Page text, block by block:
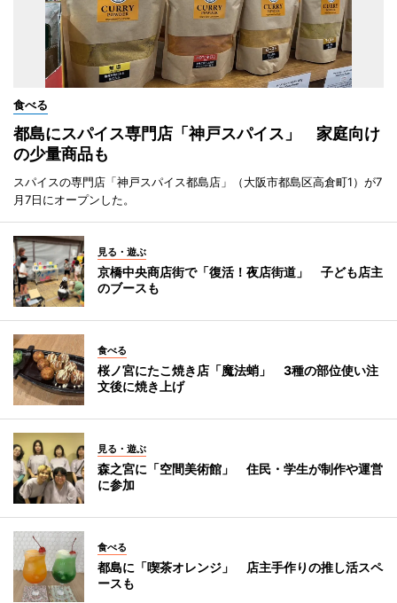
食べる
都島にスパイス専門店「神戸スパイス」 家庭向け
の少量商品も
スパイスの専門店「神戸スパイス都島店」（大阪市都島区高倉町1）が7
月7日にオープンした。
見る・遊ぶ
京橋中央商店街で「復活！夜店街道」 子ども店主
のブースも
食べる
桜ノ宮にたこ焼き店「魔法蛸」 3種の部位使い注
文後に焼き上げ
見る・遊ぶ
森之宮に「空間美術館」 住民・学生が制作や運営
に参加
食べる
都島に「喫茶オレンジ」 店主手作りの推し活スペ
ースも